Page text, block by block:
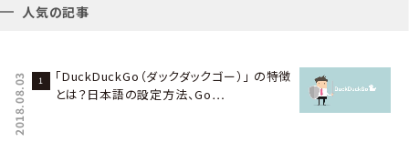
人気の記事
2018.08.03
「DuckDuckGo（ダックダックゴー）」 の特徴
とは？日本語の設定方法、Go…